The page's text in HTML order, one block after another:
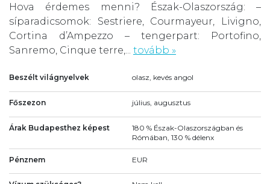
Hova érdemes menni? Észak-Olaszország: –
síparadicsomok: Sestriere, Courmayeur, Livigno,
Cortina d’Ampezzo – tengerpart: Portofino,
Sanremo, Cinque terre,... tovább »
Beszélt világnyelvek olasz, kevés angol
Főszezon július, augusztus
Árak Budapesthez képest
180 % Észak-Olaszországban és
Rómában, 130 % délenx
Pénznem EUR